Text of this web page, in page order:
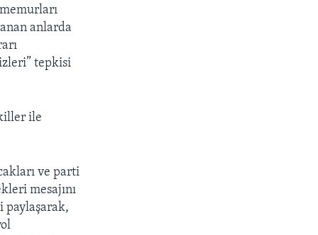
anlarda
tepkisi
ile
ve parti
mesajını
paylaşarak,